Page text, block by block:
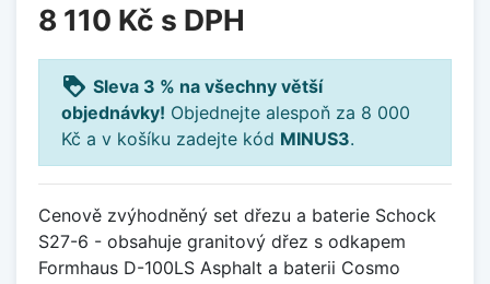
8 110 Kč s DPH
loyalty Sleva 3 % na všechny větší
objednávky! Objednejte alespoň za 8 000
Kč a v košíku zadejte kód MINUS3.
Cenově zvýhodněný set dřezu a baterie Schock
S27-6 - obsahuje granitový dřez s odkapem
Formhaus D-100LS Asphalt a baterii Cosmo